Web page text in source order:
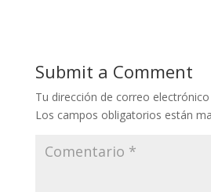
Submit a Comment
Tu dirección de correo
Los campos obligatorios están